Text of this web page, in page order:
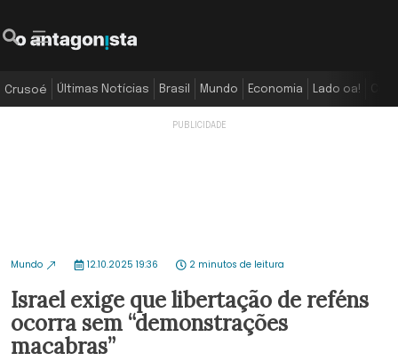
Crusoé Últimas Notícias Brasil Mundo Economia Lado oa!
Mundo 12.10.2025 19:36 2 minutos de leitura
Israel exige que libertação de reféns
ocorra sem “demonstrações
macabras”